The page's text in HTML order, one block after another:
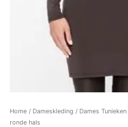
Home / Dameskleding / Dames Tunieken
ronde hals